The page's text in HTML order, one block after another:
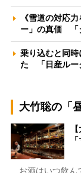
《雪道の対応
ー」の真価 「
乗り込むと同
た 「日産ルー
大竹聡の「
お酒はいつ飲ん